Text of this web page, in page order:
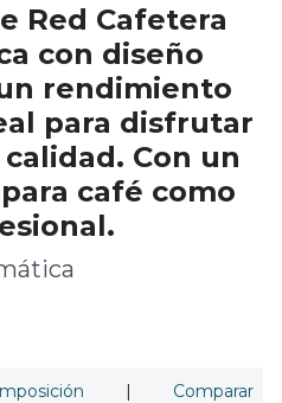
Red Cafetera
con diseño
rendimiento
para disfrutar
Con un
café como
| Comparar